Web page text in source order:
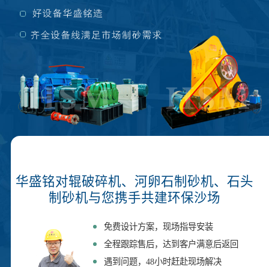
华盛铭对辊破碎机、河卵石制砂机、石头
制砂机与您携手共建环保沙场
免费设计方案，现场指导安装
全程跟踪售后，达到客户满意后返回
遇到问题，48小时赶赴现场解决